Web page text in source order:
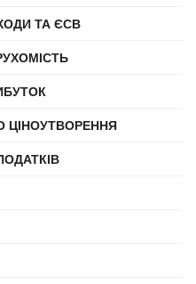
ТА ЄСВ
ЦІНОУТВОРЕННЯ